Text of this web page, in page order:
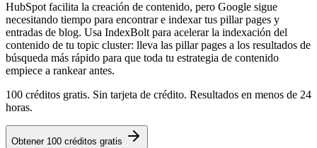
HubSpot facilita la creación de contenido, pero Google sigue
necesitando tiempo para encontrar e indexar tus pillar pages y
entradas de blog. Usa IndexBolt para acelerar la indexación del
contenido de tu topic cluster: lleva las pillar pages a los resultados de
búsqueda más rápido para que toda tu estrategia de contenido
empiece a rankear antes.
100 créditos gratis. Sin tarjeta de crédito. Resultados en menos de 24
horas.
Obtener 100 créditos gratis